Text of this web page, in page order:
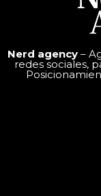
Nerd agency –
redes sociales,